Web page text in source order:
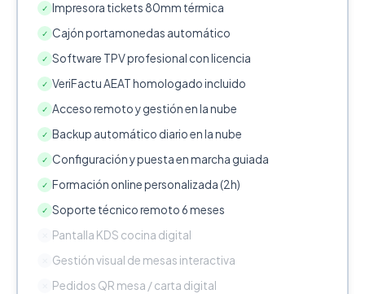
✓ Impresora tickets 80mm térmica
✓ Cajón portamonedas automático
✓ Software TPV profesional con licencia
✓ VeriFactu AEAT homologado incluido
✓ Acceso remoto y gestión en la nube
✓ Backup automático diario en la nube
✓ Configuración y puesta en marcha guiada
✓ Formación online personalizada (2h)
✓ Soporte técnico remoto 6 meses
Pantalla KDS cocina digital
Gestión visual de mesas interactiva
Pedidos QR mesa / carta digital